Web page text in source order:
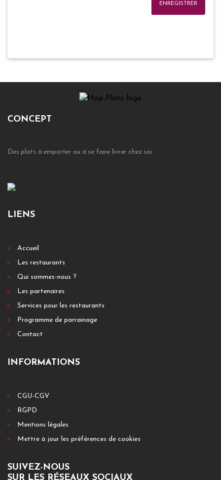
ENREGISTRER
CONCEPT
Des plats à emporter ou à se faire livrer chez soi
LIENS
Accueil
Les restaurants
Qui sommes-nous ?
Les partenaires
Services pour les restaurants
Programme de parrainage
Contact
INFORMATIONS
CGU-CGV
RGPD
Mentions légales
Mettre à jour les préférences de cookies
SUIVEZ-NOUS
SUR LES RÉSEAUX SOCIAUX